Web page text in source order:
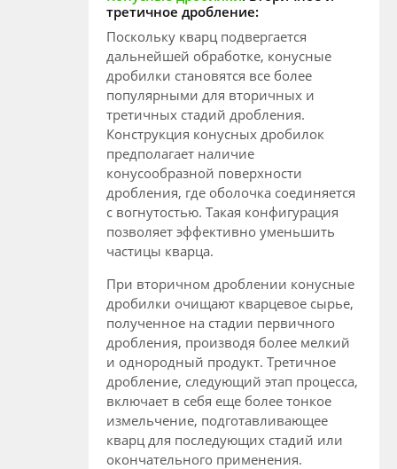
третичное дробление:
Поскольку кварц подвергается
дальнейшей обработке, конусные
дробилки становятся все более
популярными для вторичных и
третичных стадий дробления.
Конструкция конусных дробилок
предполагает наличие
конусообразной поверхности
дробления, где оболочка соединяется
с вогнутостью. Такая конфигурация
позволяет эффективно уменьшить
частицы кварца.
При вторичном дроблении конусные
дробилки очищают кварцевое сырье,
полученное на стадии первичного
дробления, производя более мелкий
и однородный продукт. Третичное
дробление, следующий этап процесса,
включает в себя еще более тонкое
измельчение, подготавливающее
кварц для последующих стадий или
окончательного применения.